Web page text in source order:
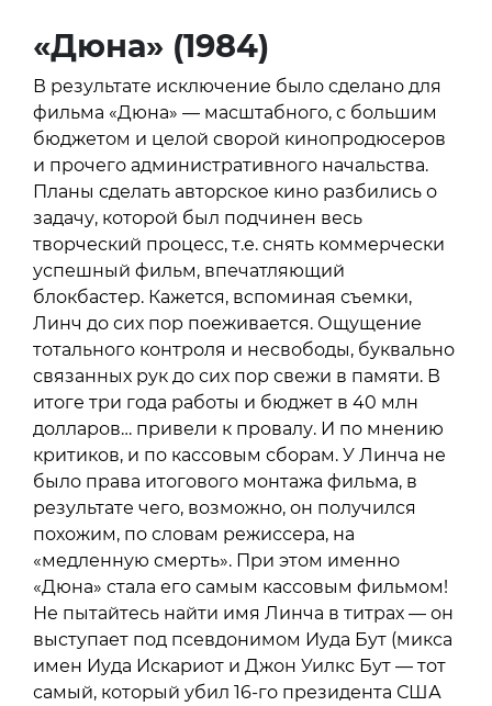
«Дюна» (1984)
В результате исключение было сделано для
фильма «Дюна» — масштабного, с большим
бюджетом и целой сворой кинопродюсеров
и прочего административного начальства.
Планы сделать авторское кино разбились о
задачу, которой был подчинен весь
творческий процесс, т.е. снять коммерчески
успешный фильм, впечатляющий
блокбастер. Кажется, вспоминая съемки,
Линч до сих пор поеживается. Ощущение
тотального контроля и несвободы, буквально
связанных рук до сих пор свежи в памяти. В
итоге три года работы и бюджет в 40 млн
долларов… привели к провалу. И по мнению
критиков, и по кассовым сборам. У Линча не
было права итогового монтажа фильма, в
результате чего, возможно, он получился
похожим, по словам режиссера, на
«медленную смерть». При этом именно
«Дюна» стала его самым кассовым фильмом!
Не пытайтесь найти имя Линча в титрах — он
выступает под псевдонимом Иуда Бут (микса
имен Иуда Искариот и Джон Уилкс Бут — тот
самый, который убил 16-го президента США